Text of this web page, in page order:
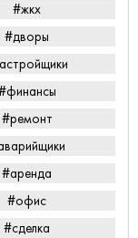
#жкх
#дворы
#ремонт
#аренда
#офис
#сделка